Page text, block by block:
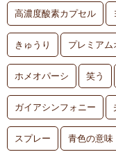
高濃度酸素カプセル
きゅうり プレミアム
ホメオパーシ 笑う
ガイアシンフォニー
スプレー 青色の意味